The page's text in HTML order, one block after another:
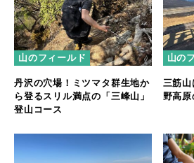
山のフィールド
丹沢の穴場！ミツマタ群生地か
ら登るスリル満点の「三峰山」
登山コース
山の
三筋
野高